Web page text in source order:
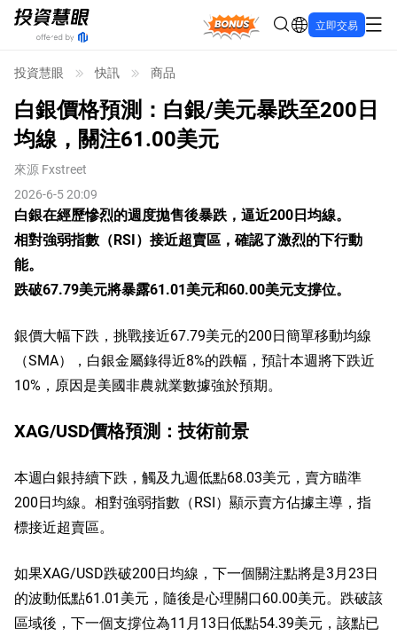
Bonus 立即交易
投資慧眼 快訊 商品
白銀價格預測：白銀/美元暴跌至200日
均線，關注61.00美元
來源 Fxstreet
2026-6-5 20:09
白銀在經歷慘烈的週度拋售後暴跌，逼近200日均線。
相對強弱指數（RSI）接近超賣區，確認了激烈的下行動
能。
跌破67.79美元將暴露61.01美元和60.00美元支撐位。
銀價大幅下跌，挑戰接近67.79美元的200日簡單移動均線
（SMA），白銀金屬錄得近8%的跌幅，預計本週將下跌近
10%，原因是美國非農就業數據強於預期。
XAG/USD價格預測：技術前景
本週白銀持續下跌，觸及九週低點68.03美元，賣方瞄準
200日均線。相對強弱指數（RSI）顯示賣方佔據主導，指
標接近超賣區。
如果XAG/USD跌破200日均線，下一個關注點將是3月23日
的波動低點61.01美元，隨後是心理關口60.00美元。跌破該
區域後，下一個支撐位為11月13日低點54.39美元，該點已